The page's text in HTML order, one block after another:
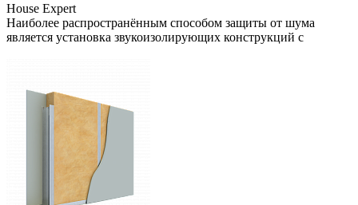
House Expert
Наиболее распространённым способом защиты от шума
является установка звукоизолирующих конструкций с